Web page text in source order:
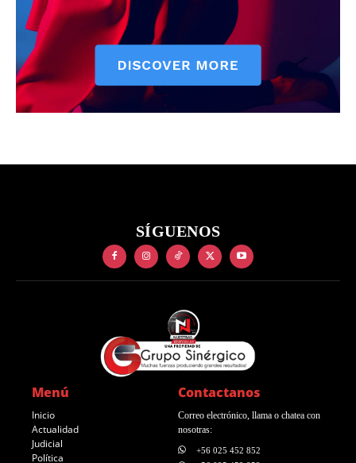
SÍGUENOS
Menú
Inicio
Actualidad
Judicial
Política
Contactanos
Correo electrónico, llama o chatea con
nosotras:
+56 025 452 852